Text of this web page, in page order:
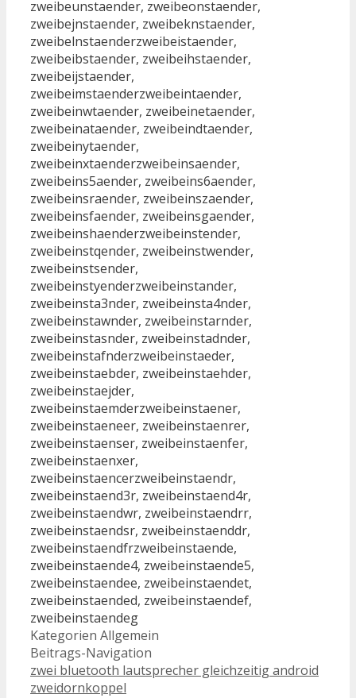
zweibeunstaender, zweibeonstaender,
zweibejnstaender, zweibeknstaender,
zweibelnstaenderzweibeistaender,
zweibeibstaender, zweibeihstaender,
zweibeijstaender,
zweibeimstaenderzweibeintaender,
zweibeinwtaender, zweibeinetaender,
zweibeinataender, zweibeindtaender,
zweibeinytaender,
zweibeinxtaenderzweibeinsaender,
zweibeins5aender, zweibeins6aender,
zweibeinsraender, zweibeinszaender,
zweibeinsfaender, zweibeinsgaender,
zweibeinshaenderzweibeinstender,
zweibeinstqender, zweibeinstwender,
zweibeinstsender,
zweibeinstyenderzweibeinstander,
zweibeinsta3nder, zweibeinsta4nder,
zweibeinstawnder, zweibeinstarnder,
zweibeinstasnder, zweibeinstadnder,
zweibeinstafnderzweibeinstaeder,
zweibeinstaebder, zweibeinstaehder,
zweibeinstaejder,
zweibeinstaemderzweibeinstaener,
zweibeinstaeneer, zweibeinstaenrer,
zweibeinstaenser, zweibeinstaenfer,
zweibeinstaenxer,
zweibeinstaencerzweibeinstaendr,
zweibeinstaend3r, zweibeinstaend4r,
zweibeinstaendwr, zweibeinstaendrr,
zweibeinstaendsr, zweibeinstaenddr,
zweibeinstaendfrzweibeinstaende,
zweibeinstaende4, zweibeinstaende5,
zweibeinstaendee, zweibeinstaendet,
zweibeinstaended, zweibeinstaendef,
zweibeinstaendeg
Kategorien Allgemein
Beitrags-Navigation
zwei bluetooth lautsprecher gleichzeitig android
zweidornkoppel